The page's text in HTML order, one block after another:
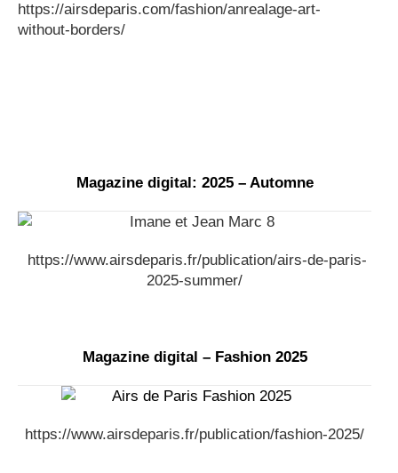
https://airsdeparis.com/fashion/anrealage-art-
without-borders/
Magazine digital: 2025 – Automne
https://www.airsdeparis.fr/publication/airs-de-paris-
2025-summer/
Magazine digital – Fashion 2025
https://www.airsdeparis.fr/publication/fashion-2025/